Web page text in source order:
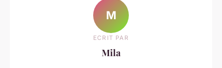
M
ECRIT PAR
Mila